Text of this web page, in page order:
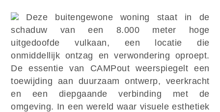
Deze buitengewone woning staat in de
schaduw van een 8.000 meter hoge
uitgedoofde vulkaan, een locatie die
onmiddellijk ontzag en verwondering oproept.
De essentie van CAMPout weerspiegelt een
toewijding aan duurzaam ontwerp, veerkracht
en een diepgaande verbinding met de
omgeving. In een wereld waar visuele esthetiek